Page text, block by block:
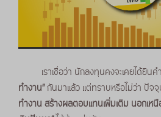
เราเชื่อว่า นักลงทุนคงจะเคยได้ยินค
ทำงาน”กันมาแล้ว แต่ทราบหรือไม่ว่า ปัจจุ
ทำงาน สร้างผลตอบแทนเพิ่มเติม นอกเหนื